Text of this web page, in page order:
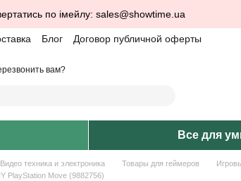
по імейлу: sales@showtime.ua
Блог Договор публичной оферты
вам?
Все для
Видео техника и электроника Товары для геймеров
PlayStation Move (9882756)